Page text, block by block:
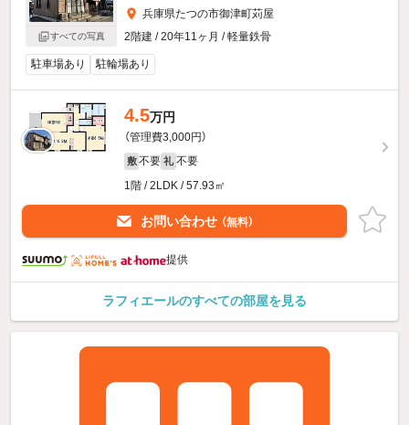
すべての写真
兵庫県たつの市御津町苅屋
2階建 / 20年11ヶ月 / 軽量鉄骨
駐車場あり 駐輪場あり
4.5万円
（管理費3,000円）
敷 不要 礼 不要
1階 / 2LDK / 57.93㎡
お問い合わせ （無料）
提供
ラフィエールのすべての部屋を見る